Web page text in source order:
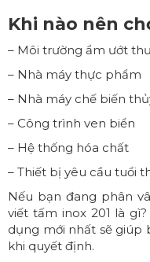
Khi nào nên
– Môi trường ẩm ướt
– Nhà máy thực phẩm
– Nhà máy chế biến
– Công trình ven biển
– Hệ thống hóa chất
– Thiết bị yêu cầu tuổi
Nếu bạn đang phân
viết tấm inox 201 là
dụng mới nhất sẽ giúp
khi quyết định.